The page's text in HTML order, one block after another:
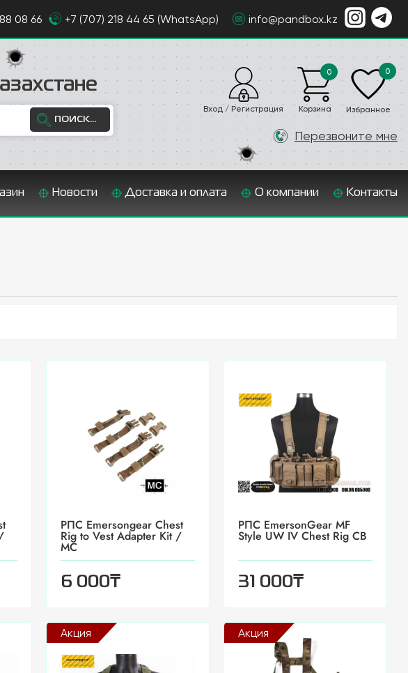
08 66 +7 (707) 218 44 65 (WhatsApp) info@pandbox.kz
ПОИСК...
Вход / Регистрация Корзина
0
Избранное
0
Перезвоните мне
Новости Доставка и оплата О компании Контакты
РПС Emersongear Chest
Rig to Vest Adapter Kit /
MC
6 000₸
РПС EmersonGear MF
Style UW IV Chest Rig CB
31 000₸
Акция Акция